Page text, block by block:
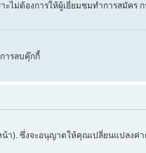
ะไม่ต้องการให้ผู้เยี่ยมชมทำการสมัค
ารลบคุ๊กกี้
า). ซึ่งจะอนุญาตให้คุณเปลี่ยนแปลงค่า